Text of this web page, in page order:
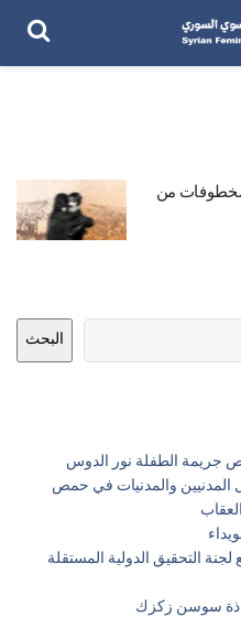
من
البحث
جريمة الطفلة نور الدوس
المدنيين والمدنيات في حمص
التحقيق الدولية المستقلة
سوسن زكزك